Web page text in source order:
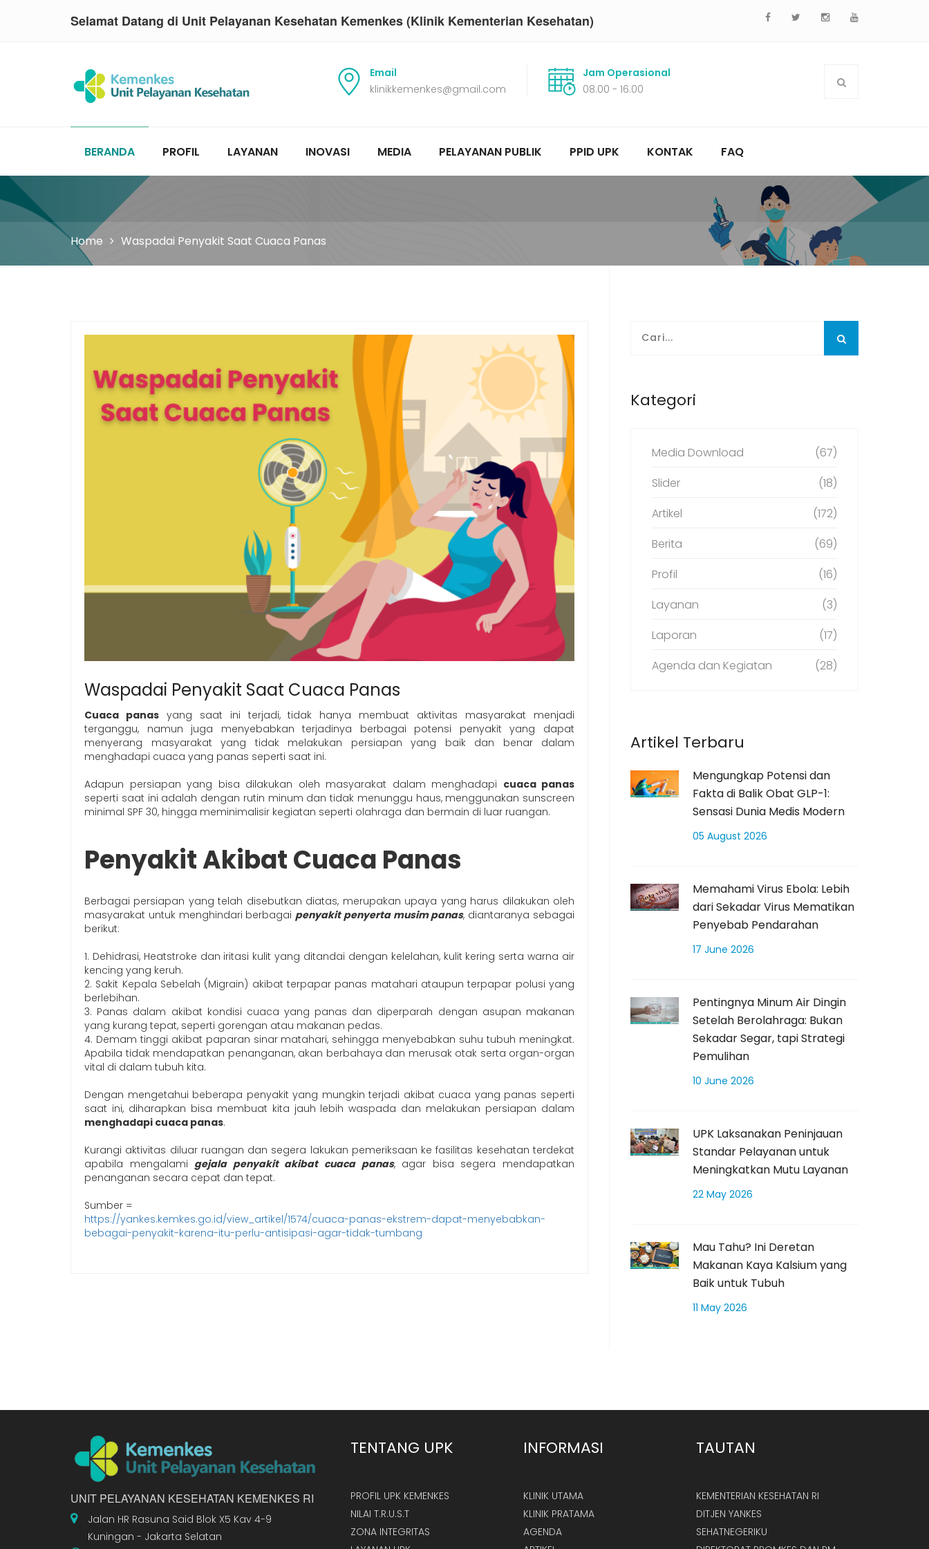
Selamat Datang di Unit Pelayanan Kesehatan Kemenkes (Klinik Kementerian Kesehatan)
Email
klinikkemenkes@gmail.com
Jam Operasional
08.00 - 16.00
BERANDA PROFIL LAYANAN INOVASI MEDIA PELAYANAN PUBLIK PPID UPK KONTAK FAQ
Home Waspadai Penyakit Saat Cuaca Panas
Waspadai Penyakit Saat Cuaca Panas
Cuaca panasyang saat ini terjadi, tidak hanya membuat aktivitas masyarakat menjadi
terganggu, namun juga menyebabkan terjadinya berbagai potensi penyakit yang dapat
menyerang masyarakat yang tidak melakukan persiapan yang baik dan benar dalam
menghadapi cuaca yang panas seperti saat ini.
Adapun persiapan yang bisa dilakukan oleh masyarakat dalam menghadapi cuaca panas
seperti saat ini adalah dengan rutin minum dan tidak menunggu haus, menggunakan sunscreen
minimal SPF 30, hingga meminimalisir kegiatan seperti olahraga dan bermain di luar ruangan.
Penyakit Akibat Cuaca Panas
Berbagai persiapan yang telah disebutkan diatas, merupakan upaya yang harus dilakukan oleh
masyarakat untuk menghindari berbagaipenyakit penyerta musim panas, diantaranya sebagai
berikut:
1. Dehidrasi, Heatstroke dan iritasi kulit yang ditandai dengan kelelahan, kulit kering serta warna air
kencing yang keruh.
2. Sakit Kepala Sebelah (Migrain) akibat terpapar panas matahari ataupun terpapar polusi yang
berlebihan.
3. Panas dalam akibat kondisi cuaca yang panas dan diperparah dengan asupan makanan
yang kurang tepat, seperti gorengan atau makanan pedas.
4. Demam tinggi akibat paparan sinar matahari, sehingga menyebabkan suhu tubuh meningkat.
Apabila tidak mendapatkan penanganan, akan berbahaya dan merusak otak serta organ-organ
vital di dalam tubuh kita.
Dengan mengetahui beberapa penyakit yang mungkin terjadi akibat cuaca yang panas seperti
saat ini, diharapkan bisa membuat kita jauh lebih waspada dan melakukan persiapan dalam
menghadapi cuaca panas.
Kurangi aktivitas diluar ruangan dan segera lakukan pemeriksaan ke fasilitas kesehatan terdekat
apabila mengalami gejala penyakit akibat cuaca panas, agar bisa segera mendapatkan
penanganan secara cepat dan tepat.
Sumber =
https://yankes.kemkes.go.id/view_artikel/1574/cuaca-panas-ekstrem-dapat-menyebabkan-
bebagai-penyakit-karena-itu-perlu-antisipasi-agar-tidak-tumbang
Kategori
Media Download
(67)
Slider
(18)
Artikel
(172)
Berita
(69)
Profil
(16)
Layanan
(3)
Laporan
(17)
Agenda dan Kegiatan
(28)
Artikel Terbaru
Mengungkap Potensi dan
Fakta di Balik Obat GLP-1:
Sensasi Dunia Medis Modern
05 August 2026
Memahami Virus Ebola: Lebih
dari Sekadar Virus Mematikan
Penyebab Pendarahan
17 June 2026
Pentingnya Minum Air Dingin
Setelah Berolahraga: Bukan
Sekadar Segar, tapi Strategi
Pemulihan
10 June 2026
UPK Laksanakan Peninjauan
Standar Pelayanan untuk
Meningkatkan Mutu Layanan
22 May 2026
Mau Tahu? Ini Deretan
Makanan Kaya Kalsium yang
Baik untuk Tubuh
11 May 2026
UNIT PELAYANAN KESEHATAN KEMENKES RI
Jalan HR Rasuna Said Blok X5 Kav 4-9
Kuningan - Jakarta Selatan
TENTANG UPK
PROFIL UPK KEMENKES
NILAI T.R.U.S.T
ZONA INTEGRITAS
INFORMASI
KLINIK UTAMA
KLINIK PRATAMA
AGENDA
TAUTAN
KEMENTERIAN KESEHATAN RI
DITJEN YANKES
SEHATNEGERIKU